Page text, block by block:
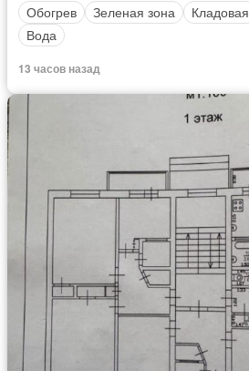
Обогрев
Зеленая зона Кладовая
Вода
13 часов назад